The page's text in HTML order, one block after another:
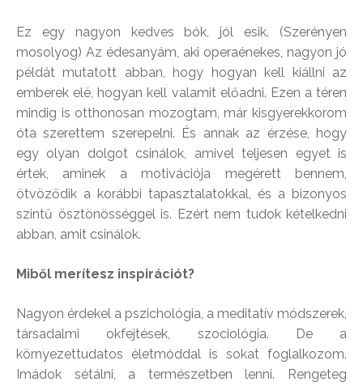
Ez egy nagyon kedves bók, jól esik. (Szerényen
mosolyog) Az édesanyám, aki operaénekes, nagyon jó
példát mutatott abban, hogy hogyan kell kiállni az
emberek elé, hogyan kell valamit előadni. Ezen a téren
mindig is otthonosan mozogtam, már kisgyerekkorom
óta szerettem szerepelni. És annak az érzése, hogy
egy olyan dolgot csinálok, amivel teljesen egyet is
értek, aminek a motivációja megérett bennem,
ötvöződik a korábbi tapasztalatokkal, és a bizonyos
szintű ösztönösséggel is. Ezért nem tudok kételkedni
abban, amit csinálok.
Miből merítesz inspirációt?
Nagyon érdekel a pszichológia, a meditatív módszerek,
társadalmi okfejtések, szociológia. De a
környezettudatos életmóddal is sokat foglalkozom.
Imádok sétálni, a természetben lenni. Rengeteg